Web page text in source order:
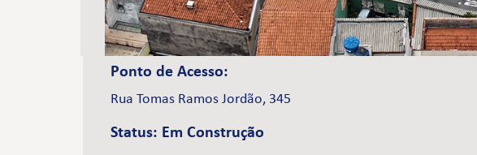
Ponto de Acesso:
Rua Tomas Ramos Jordão, 345
Status: Em Construção